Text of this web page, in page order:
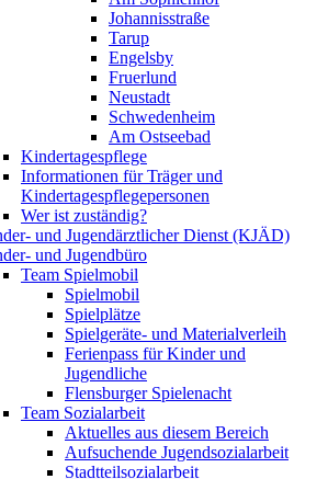
Johannisstraße
Tarup
Engelsby
Fruerlund
Neustadt
Schwedenheim
Am Ostseebad
Kindertagespflege
Informationen für Träger und
Kindertagespflegepersonen
Wer ist zuständig?
und Jugendärztlicher Dienst (KJÄD)
und Jugendbüro
Team Spielmobil
Spielmobil
Spielplätze
Spielgeräte- und Materialverleih
Ferienpass für Kinder und
Jugendliche
Flensburger Spielenacht
Team Sozialarbeit
Aktuelles aus diesem Bereich
Aufsuchende Jugendsozialarbeit
Stadtteilsozialarbeit